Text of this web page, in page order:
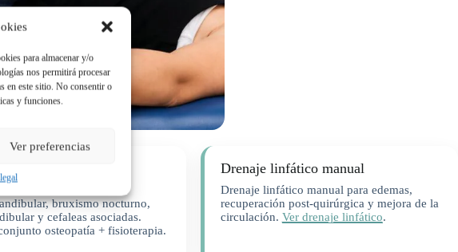
para almacenar y/o
nos permitirá procesar
en este sitio. No consentir o
y funciones.
Ver preferencias
bruxismo nocturno,
y cefaleas asociadas.
osteopatía + fisioterapia.
Drenaje linfático manual
Drenaje linfático manual para edemas,
recuperación post-quirúrgica y mejora de la
circulación. Ver drenaje linfático.